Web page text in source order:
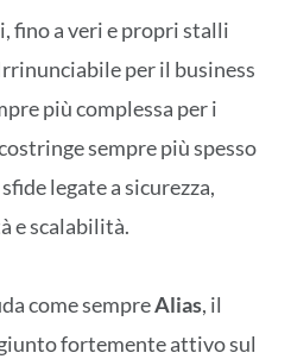
fino a veri e propri stalli
per il business
più complessa per i
sempre più spesso
legate a sicurezza,
e scalabilità.
come sempreAlias, il
fortemente attivo sul